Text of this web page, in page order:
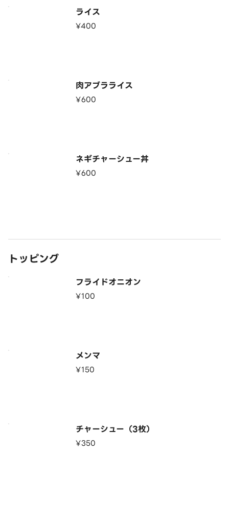
ライス
¥400
肉アブラライス
¥600
ネギチャーシュー丼
¥600
トッピング
フライドオニオン
¥100
メンマ
¥150
チャーシュー（3枚）
¥350